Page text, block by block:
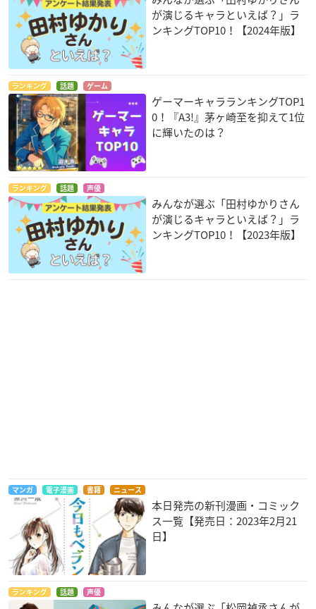
が演じるキャラといえば？」ラ
ンキングTOP10！【2024年版】
ランキング 話題 ゲーム
ゲーマーキャラランキングTOP1
0！『A3!』茅ヶ崎至を抑えて1位
に輝いたのは？
ランキング 話題 声優
みんなが選ぶ「田村ゆかりさん
が演じるキャラといえば？」ラ
ンキングTOP10！【2023年版】
マンガ 電子漫画 書籍 ニュース
本日発売の新刊漫画・コミック
ス一覧【発売日：2023年2月21
日】
ランキング 話題 声優